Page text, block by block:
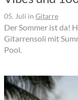
05. Juli in Gitarre
Der Sommer ist da!
Gitarrensoli mit
Pool.